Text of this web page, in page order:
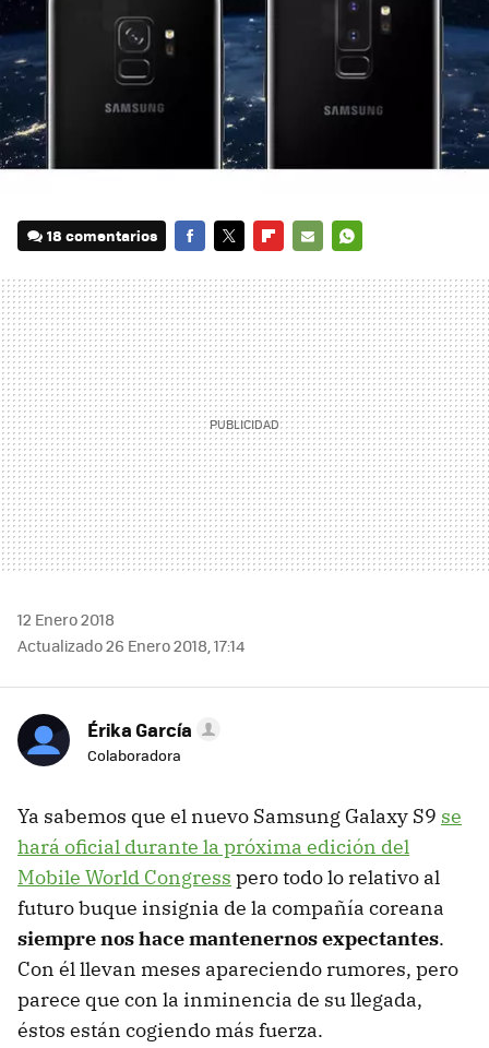
18 comentarios
MAIL
12 Enero 2018
Actualizado 26 Enero 2018, 17:14
Érika García
Colaboradora
Ya sabemos que el nuevo Samsung Galaxy S9 se
hará oficial durante la próxima edición del
Mobile World Congress pero todo lo relativo al
futuro buque insignia de la compañía coreana
siempre nos hace mantenernos expectantes.
Con él llevan meses apareciendo rumores, pero
parece que con la inminencia de su llegada,
éstos están cogiendo más fuerza.